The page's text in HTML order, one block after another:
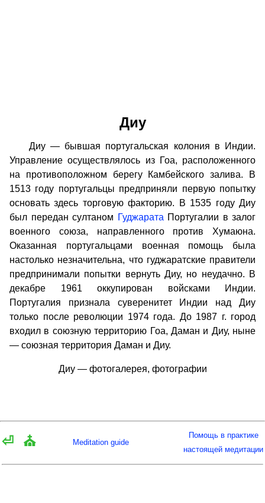
Диу
Диу — бывшая португальская колония в Индии.
Управление осуществлялось из Гоа, расположенного
на противоположном берегу Камбейского залива. В
1513 году португальцы предприняли первую попытку
основать здесь торговую факторию. В 1535 году Диу
был передан султаном Гуджарата Португалии в залог
военного союза, направленного против Хумаюна.
Оказанная португальцами военная помощь была
настолько незначительна, что гуджаратские правители
предпринимали попытки вернуть Диу, но неудачно. В
декабре 1961 оккупирован войсками Индии.
Португалия признала суверенитет Индии над Диу
только после революции 1974 года. До 1987 г. город
входил в союзную территорию Гоа, Даман и Диу, ныне
— союзная территория Даман и Диу.
Диу — фотогалерея, фотографии
⏎ ⛪ Meditation guide
Помощь в практике
настоящей медитации